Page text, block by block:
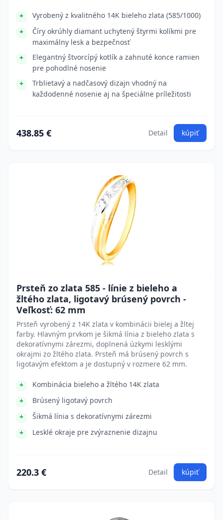
Vyrobený z kvalitného 14K bieleho zlata (585/1000)
Číry okrúhly diamant uchytený štyrmi kolíkmi pre
maximálny lesk a bezpečnosť
Elegantný štvorcípý kotlík a zahnuté konce ramien
pre pohodlné nosenie
Trblietavý a nadčasový dizajn vhodný na
každodenné nosenie aj na špeciálne príležitosti
438.85 € Detail kúpiť
Prsteň zo zlata 585 - línie z bieleho a
žltého zlata, ligotavý brúsený povrch -
Veľkosť: 62 mm
Prsteň vyrobený z 14K zlata v kombinácii bielej a žltej
farby. Hlavným prvkom je šikmá línia z bieleho zlata s
dekoratívnymi zárezmi, doplnená úzkymi lesklými
okrajmi zo žltého zlata. Prsteň má brúsený povrch s
ligotavým efektom a je dostupný v rozmere 62 mm.
Kombinácia bieleho a žltého 14K zlata
Brúsený ligotavý povrch
Šikmá línia s dekoratívnymi zárezmi
Lesklé okraje pre zvýraznenie dizajnu
220.3 € Detail kúpiť